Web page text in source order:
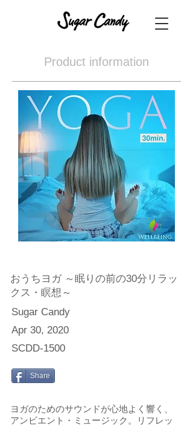
Product information
おうちヨガ ～眠りの前の30分リラッ
クス・瞑想～
Sugar Candy
Apr 30, 2020
SCDD-1500
Share
ヨガのためのサウンドが心地よく響く、
アンビエント・ミュージック。リフレッ